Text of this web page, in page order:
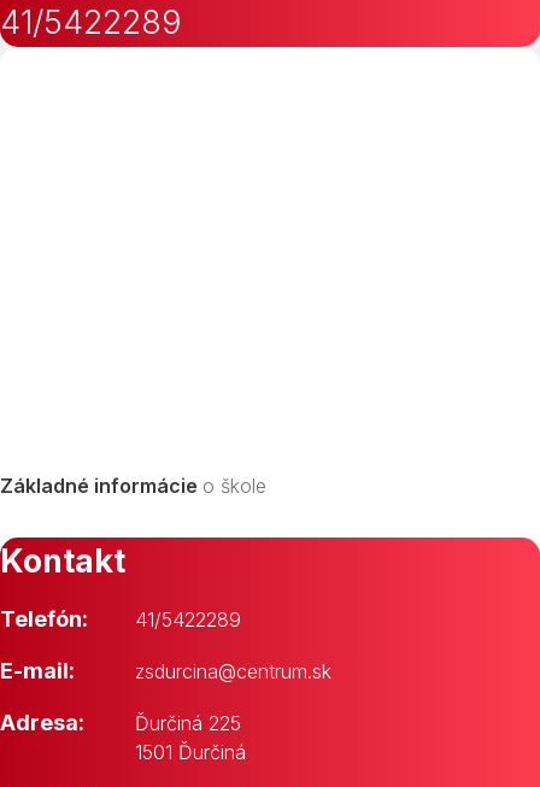
41/5422289
Základné informácie o škole
Kontakt
Telefón: 41/5422289
E-mail: zsdurcina@centrum.sk
Adresa:
Ďurčiná 225
1501 Ďurčiná